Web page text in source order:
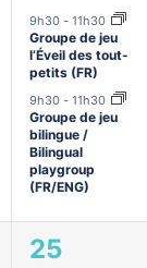
9h30 - 11h30
Groupe de jeu
l’Éveil des tout-
petits (FR)
9h30 - 11h30
Groupe de jeu
bilingue /
Bilingual
playgroup
(FR/ENG)
2
25